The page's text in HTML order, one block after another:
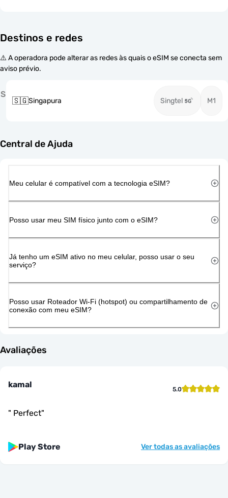
Destinos e redes
⚠️ A operadora pode alterar as redes às quais o eSIM se conecta sem
aviso prévio.
S
🇸🇬Singapura Singtel M1
Central de Ajuda
Meu celular é compatível com a tecnologia eSIM?
Posso usar meu SIM físico junto com o eSIM?
Já tenho um eSIM ativo no meu celular, posso usar o seu
serviço?
Posso usar Roteador Wi-Fi (hotspot) ou compartilhamento de
conexão com meu eSIM?
Avaliações
kamal 5.0
" Perfect"
Play Store Ver todas as avaliações